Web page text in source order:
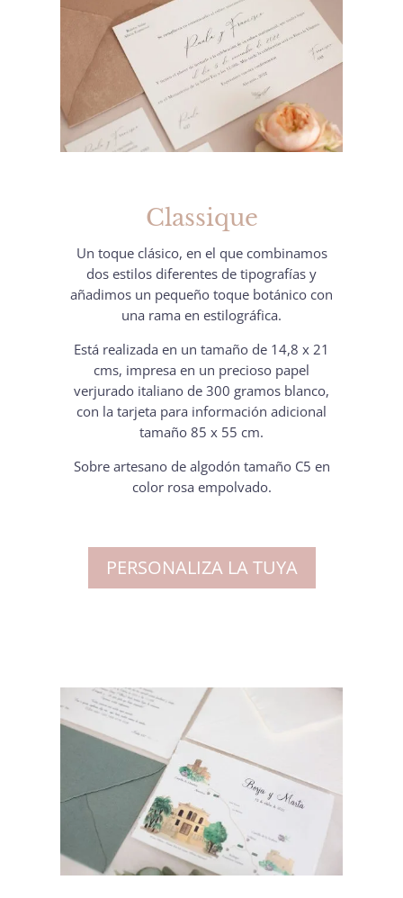
Classique
Un toque clásico, en el que combinamos
dos estilos diferentes de tipografías y
añadimos un pequeño toque botánico con
una rama en estilográfica.
Está realizada en un tamaño de 14,8 x 21
cms, impresa en un precioso papel
verjurado italiano de 300 gramos blanco,
con la tarjeta para información adicional
tamaño 85 x 55 cm.
Sobre artesano de algodón tamaño C5 en
color rosa empolvado.
PERSONALIZA LA TUYA